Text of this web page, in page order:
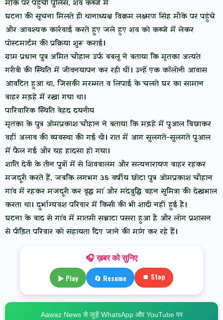
मौके पर पहुंची पुलिस, शव कब्जे में
घटना की सूचना मिलते ही थानाध्यक्ष विक्रम लक्ष्मण सिंह मौके पर पहुंचे
और आवश्यक कार्रवाई करते हुए जले हुए शव को कब्जे में लेकर
पोस्टमार्टम की प्रक्रिया शुरू कराई।
ग्राम प्रधान पुत्र अमित चौहान उर्फ बबलू ने बताया कि मृतका अत्यंत
गरीबी की स्थिति में जीवनयापन कर रही थीं। उन्हें एक कॉलोनी आवास
आवंटित हुआ था, जिसकी मरम्मत व लिपाई के चलते घर का सामान
बाहर मड़हे में रखा गया था।
पारिवारिक स्थिति बेहद दयनीय
मृतका के पुत्र ओमप्रकाश चौहान ने बताया कि मड़हे में पुआल बिछाकर
वहीं अलाव की व्यवस्था की गई थी। रात में आग सुलगते-सुलगते पुआल
में फैल गई और यह हादसा हो गया।
शांति देवी के तीन पुत्रों में से शिवबालम और सत्यनारायण बाहर रहकर
मजदूरी करते हैं, जबकि लगभग 35 वर्षीय छोटा पुत्र ओमप्रकाश चौहान
गांव में रहकर मजदूरी कर वृद्ध मां और मंदबुद्धि बहन सुमित्रा की देखभाल
करता था। दुर्भाग्यवश परिवार में किसी की भी शादी नहीं हुई है।
घटना के बाद से गांव में मातमी सन्नाटा पसरा हुआ है और लोग प्रशासन
से पीड़ित परिवार को सहायता दिए जाने की मांग कर रहे हैं।
🎧 ख़बर को सुनिए
▶ Play 🔄 Resume ⏹ Stop
Aawaz News से जुड़ें WhatsApp और YouTube पर